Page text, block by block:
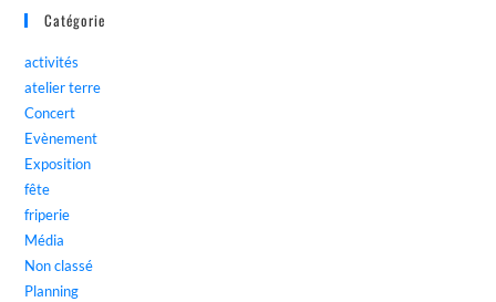
Catégorie
activités
atelier terre
Concert
Evènement
Exposition
fête
friperie
Média
Non classé
Planning